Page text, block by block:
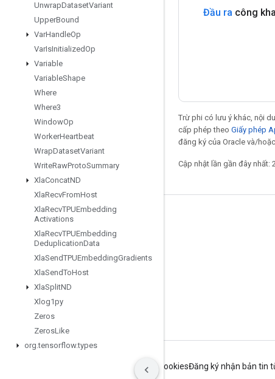
UnwrapDatasetVariant
UpperBound
VarHandleOp
VarIsInitializedOp
Variable
VariableShape
Where
Where3
WindowOp
WorkerHeartbeat
WrapDatasetVariant
WriteRawProtoSummary
XlaConcatND
XlaRecvFromHost
XlaRecvTPUEmbedding
Activations
XlaRecvTPUEmbedding
DeduplicationData
XlaSendTPUEmbeddingGradients
XlaSendToHost
XlaSplitND
Xlog1py
Zeros
ZerosLike
org.tensorflow.types
Đầu ra công
Trừ phi có lưu ý khác, nội
cấp phép theo Giấy phép
đăng ký của Oracle và/
Cập nhật lần gần đây nhất:
Giữ liên lạc
Diễn đàn
GitHub
Twitter
YouTube
Manage cookiesĐăng ký nhận bản tin